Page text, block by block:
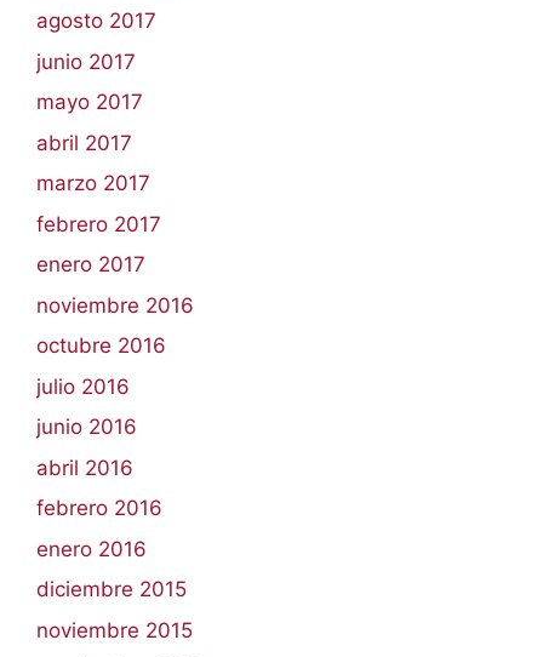
agosto 2017
junio 2017
mayo 2017
abril 2017
marzo 2017
febrero 2017
enero 2017
noviembre 2016
octubre 2016
julio 2016
junio 2016
abril 2016
febrero 2016
enero 2016
diciembre 2015
noviembre 2015